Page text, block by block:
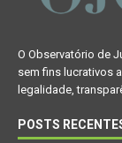
O Observatório de
sem fins lucrativos
legalidade,
POSTS